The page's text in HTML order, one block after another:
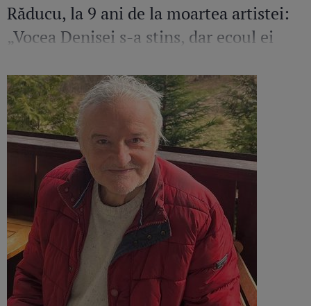
Răducu, la 9 ani de la moartea artistei:
„Vocea Denisei s-a stins, dar ecoul ei